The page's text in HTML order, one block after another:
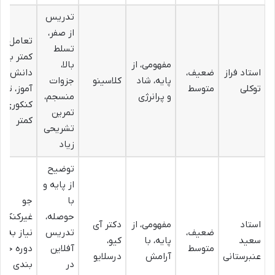
استاد فراز
توکلی
ضعیف،
متوسط
مفهومی، از
پایه، شاد
و پرانرژی
کلاسینو
تدریس
از صفر،
تسلط
بالا،
جزوات
منسجم،
تمرین
تشریحی
زیاد
تعامل
کمتر با
دانش
آموز،
کنکوری
کمتر
استاد
سعید
عنبرستانی
ضعیف،
متوسط
مفهومی، از
پایه، با
آرامش
دکتر آی
کیو،
درسلایو
توضیح
از پایه و
با
حوصله،
تدریس
آفلاین
در
جو
نیاز به
دوره
بندی